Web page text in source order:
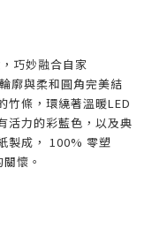
巧妙融合自家
廓與柔和圓角完美結
竹條，環繞著溫暖LED
活力的彩藍色，以及典
製成， 100% 零塑
懷。